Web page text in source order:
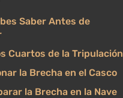
Saber Antes de
Cuartos de la Tripulación
la Brecha en el Casco
la Brecha en la Nave